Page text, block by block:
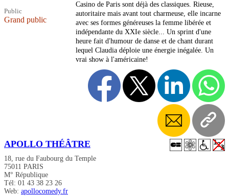
Public
Grand public
Casino de Paris sont déjà des classiques. Rieuse,
autoritaire mais avant tout charmeuse, elle incarne
avec ses formes généreuses la femme libérée et
indépendante du XXIe siècle... Un sprint d'une
heure fait d'humour de danse et de chant durant
lequel Claudia déploie une énergie inégalée. Un
vrai show à l'américaine!
APOLLO THÉÂTRE
18, rue du Faubourg du Temple
75011 PARIS
M° République
Tél: 01 43 38 23 26
Web: apollocomedy.fr